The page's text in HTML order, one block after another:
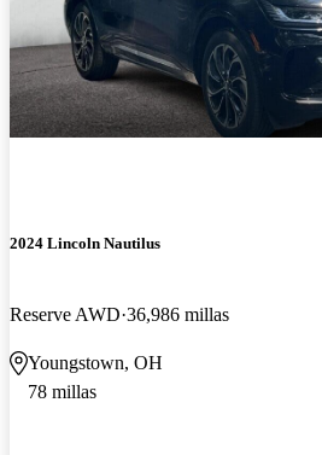
2024 Lincoln Nautilus
Reserve AWD 36,986 millas
Youngstown, OH
78 millas